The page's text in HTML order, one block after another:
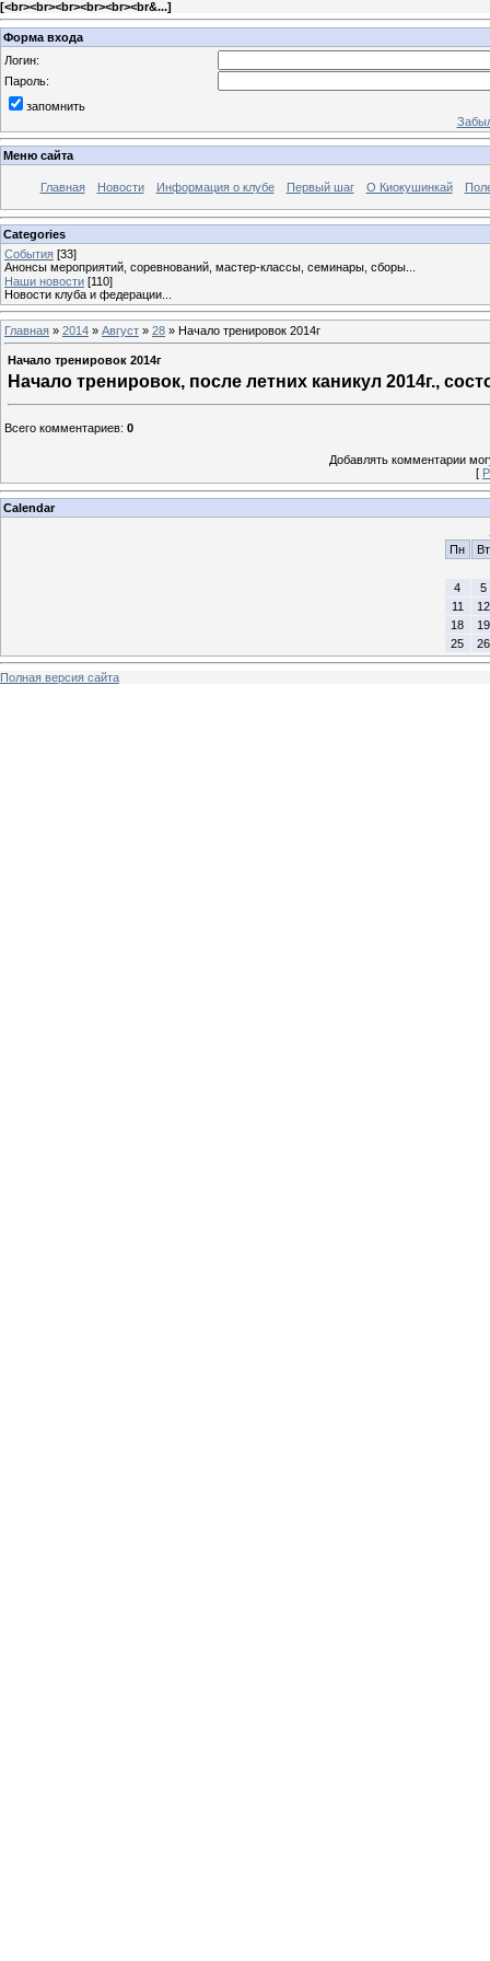
[<br><br><br><br><br><br&...]
Форма входа
Логин:
Пароль:
запомнить
Меню сайта
Главная Новости Информация о клубе Первый шаг О Киокушинкай
Categories
События [33]
Анонсы мероприятий, соревнований, мастер-классы, семинары, сборы...
Наши новости [110]
Новости клуба и федерации...
Главная » 2014 » Август » 28 » Начало тренировок 2014г
Начало тренировок 2014г
Начало тренировок, после летних каникул 2014г.,
Всего комментариев: 0
Добавлять комментарии
[
Calendar
Пн
Вт
4
5
11
12
18
19
25
26
Полная версия сайта